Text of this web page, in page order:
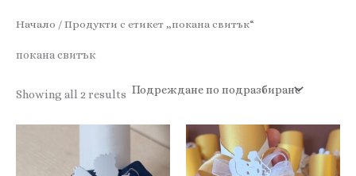
Начало / Продукти с етикет „покана свитък“
покана свитък
Showing all 2 results